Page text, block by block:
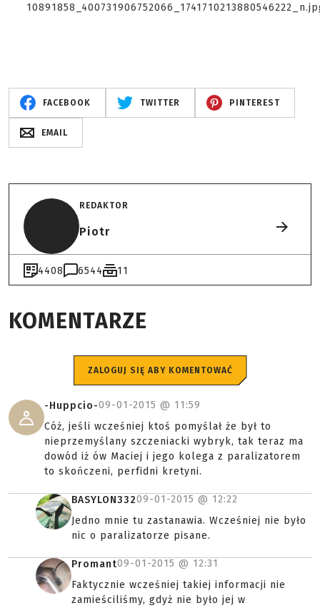
FACEBOOK TWITTER PINTEREST
EMAIL
REDAKTOR
Piotr
4408 6544 11
KOMENTARZE
ZALOGUJ SIĘ ABY KOMENTOWAĆ
-Huppcio-09-01-2015 @ 11:59
Cóż, jeśli wcześniej ktoś pomyślał że był to
nieprzemyślany szczeniacki wybryk, tak teraz ma
dowód iż ów Maciej i jego kolega z paralizatorem
to skończeni, perfidni kretyni.
BASYLON33209-01-2015 @ 12:22
Jedno mnie tu zastanawia. Wcześniej nie było
nic o paralizatorze pisane.
Promant09-01-2015 @ 12:31
Faktycznie wcześniej takiej informacji nie
zamieściliśmy, gdyż nie było jej w